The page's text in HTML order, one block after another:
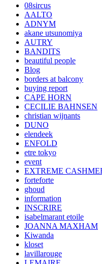
08sircus
AALTO
ADNYM
akane utsunomiya
AUTRY
BANDITS
beautiful people
Blog
borders at balcony
buying report
CAPE HORN
CECILIE BAHNSEN
christian wijnants
DUNO
elendeek
ENFOLD
etre tokyo
event
EXTREME
forteforte
ghoud
information
INSCRIRE
isabelmarant etoile
JOANNA MAXHAM
Kiwanda
kloset
lavillarouge